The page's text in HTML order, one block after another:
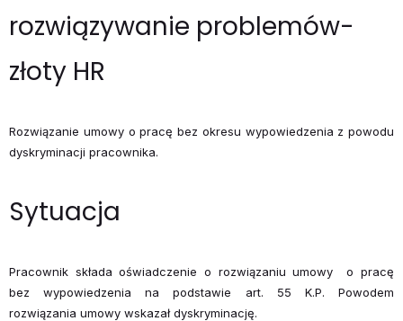
rozwiązywanie problemów-
złoty HR
Rozwiązanie umowy o pracę bez okresu wypowiedzenia z powodu
dyskryminacji pracownika.
Sytuacja
Pracownik składa oświadczenie o rozwiązaniu umowy o pracę
bez wypowiedzenia na podstawie art. 55 K.P. Powodem
rozwiązania umowy wskazał dyskryminację.